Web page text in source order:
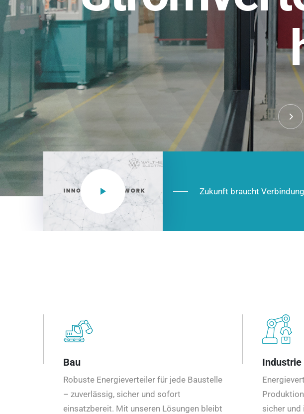
NEO CEE: Energieverteilung mit System. Robust im Alltag,
effizient in der Installation, zukunftsfähig im Ausbau.
Zukunft braucht Verbindung
Bau
Robuste Energieverteiler für jede Baustelle
– zuverlässig, sicher und sofort
einsatzbereit. Mit unseren Lösungen bleibt
Industrie
sicher und